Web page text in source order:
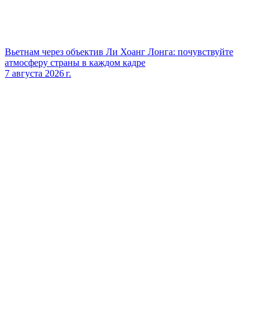
Вьетнам через объектив Ли Хоанг Лонга: почувствуйте
атмосферу страны в каждом кадре
7 августа 2026 г.